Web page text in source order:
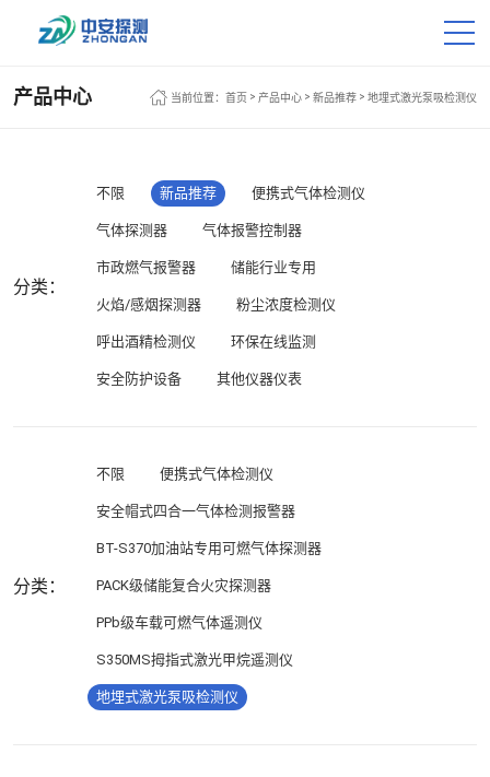
产品中心 当前位置： 首页 > 产品中心 > 新品推荐 > 地埋式激光泵吸检测仪
分类：
不限 新品推荐 便携式气体检测仪
气体探测器 气体报警控制器
市政燃气报警器 储能行业专用
火焰/感烟探测器 粉尘浓度检测仪
呼出酒精检测仪 环保在线监测
安全防护设备 其他仪器仪表
分类：
不限 便携式气体检测仪
安全帽式四合一气体检测报警器
BT-S370加油站专用可燃气体探测器
PACK级储能复合火灾探测器
PPb级车载可燃气体遥测仪
S350MS拇指式激光甲烷遥测仪
地埋式激光泵吸检测仪